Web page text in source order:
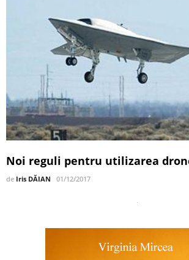
Noi reguli pentru utilizarea
de Iris DĂIAN 01/12/2017